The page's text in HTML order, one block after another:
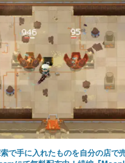
索で手に入れたものを自分の店で